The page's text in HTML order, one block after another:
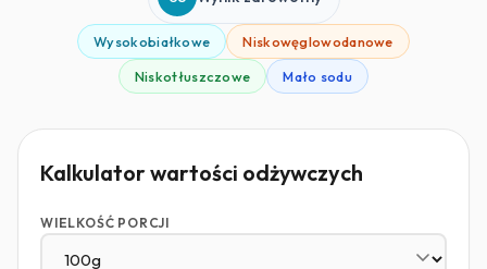
Wysokobiałkowe
Niskowęglowodanowe
Niskotłuszczowe
Mało sodu
Kalkulator wartości odżywczych
WIELKOŚĆ PORCJI